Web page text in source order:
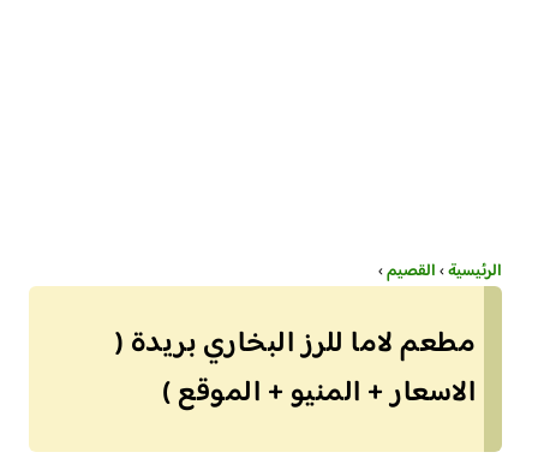
الرئيسية›القصيم›
مطعم لاما للرز البخاري بريدة (
الاسعار + المنيو + الموقع )